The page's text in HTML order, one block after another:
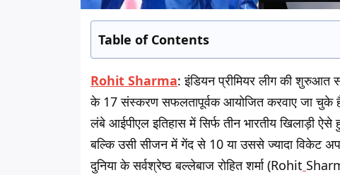
Table of Contents
Rohit Sharma:इंडियन प्रीमियर लीग की
के 17 संस्करण सफलतापूर्वक आयोजित करवाए जा चुके
लंबे आईपीएल इतिहास में सिर्फ तीन भारतीय खिलाड़ी
बल्कि उसी सीजन में गेंद से 10 या उससे ज्यादा विकेट
दुनिया के सर्वश्रेष्ठ बल्लेबाज रोहित शर्मा (Rohit